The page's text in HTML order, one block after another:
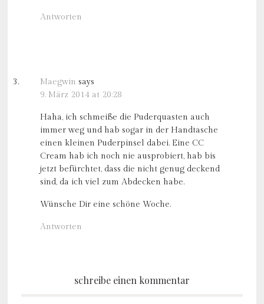
Antworten
Maegwin says
9. März 2014 at 20:28
Haha, ich schmeiße die Puderquasten auch
immer weg und hab sogar in der Handtasche
einen kleinen Puderpinsel dabei. Eine CC
Cream hab ich noch nie ausprobiert, hab bis
jetzt befürchtet, dass die nicht genug deckend
sind, da ich viel zum Abdecken habe.
Wünsche Dir eine schöne Woche.
Antworten
schreibe einen kommentar